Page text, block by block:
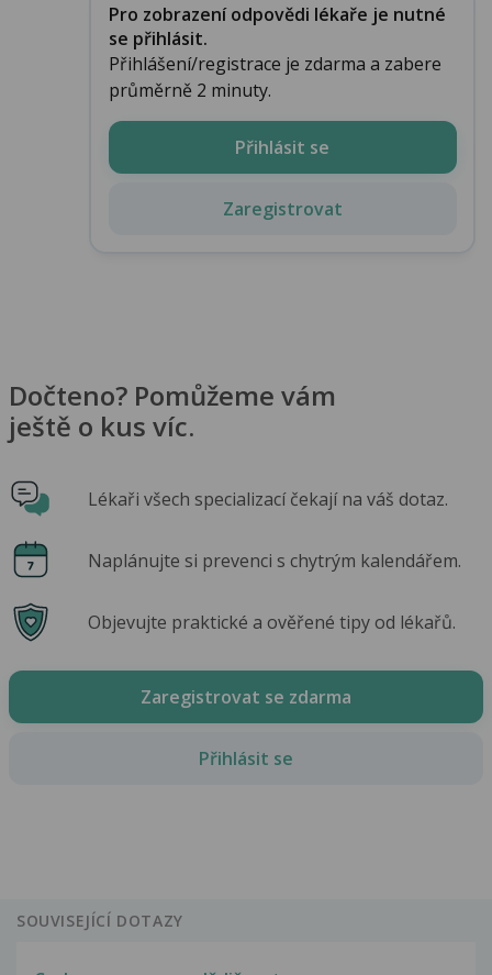
Pro zobrazení odpovědi lékaře je nutné
se přihlásit.
Přihlášení/registrace je zdarma a zabere
průměrně 2 minuty.
Přihlásit se
Zaregistrovat
Dočteno? Pomůžeme vám
ještě o kus víc.
Lékaři všech specializací čekají na váš dotaz.
Naplánujte si prevenci s chytrým kalendářem.
Objevujte praktické a ověřené tipy od lékařů.
Zaregistrovat se zdarma
Přihlásit se
SOUVISEJÍCÍ DOTAZY